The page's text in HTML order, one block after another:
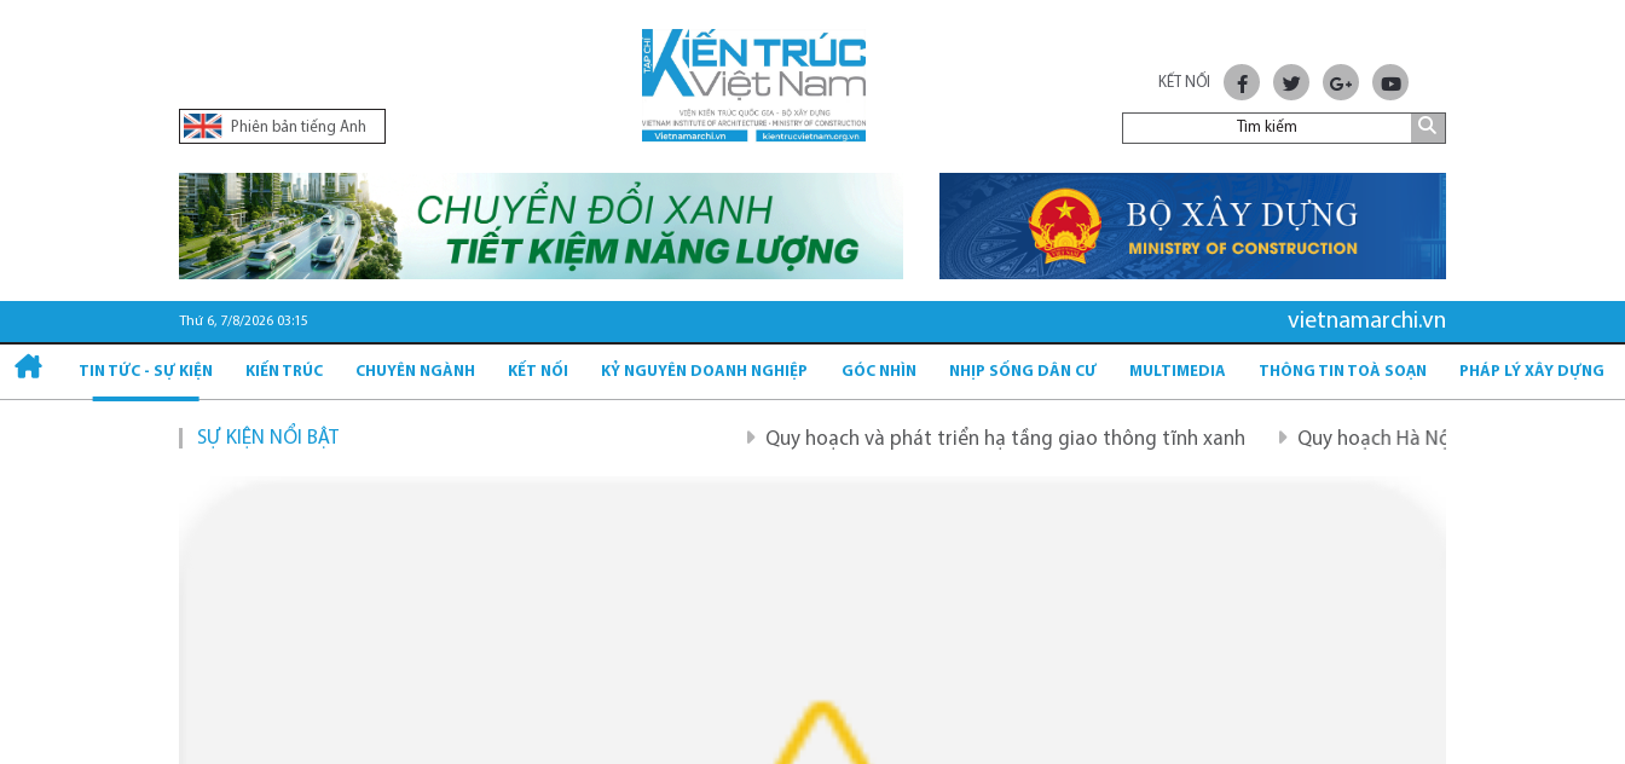
Phiên bản tiếng Anh
KẾT NỐI
Thứ 6, 7/8/2026 03:15 vietnamarchi.vn
TIN TỨC - SỰ KIỆN KIẾN TRÚC CHUYÊN NGÀNH KẾT NỐI KỶ NGUYÊN DOANH NGHIỆP GÓC NHÌN NHỊP SỐNG DÂN CƯ MULTIMEDIA THÔNG TIN TOÀ SOẠN PHÁP LÝ XÂY DỰNG
SỰ KIỆN NỔI BẬT Quy hoạch và phát triển hạ tầng giao thông tĩnh xanh Quy hoạch Hà Nội tầm nhìn 100 năm